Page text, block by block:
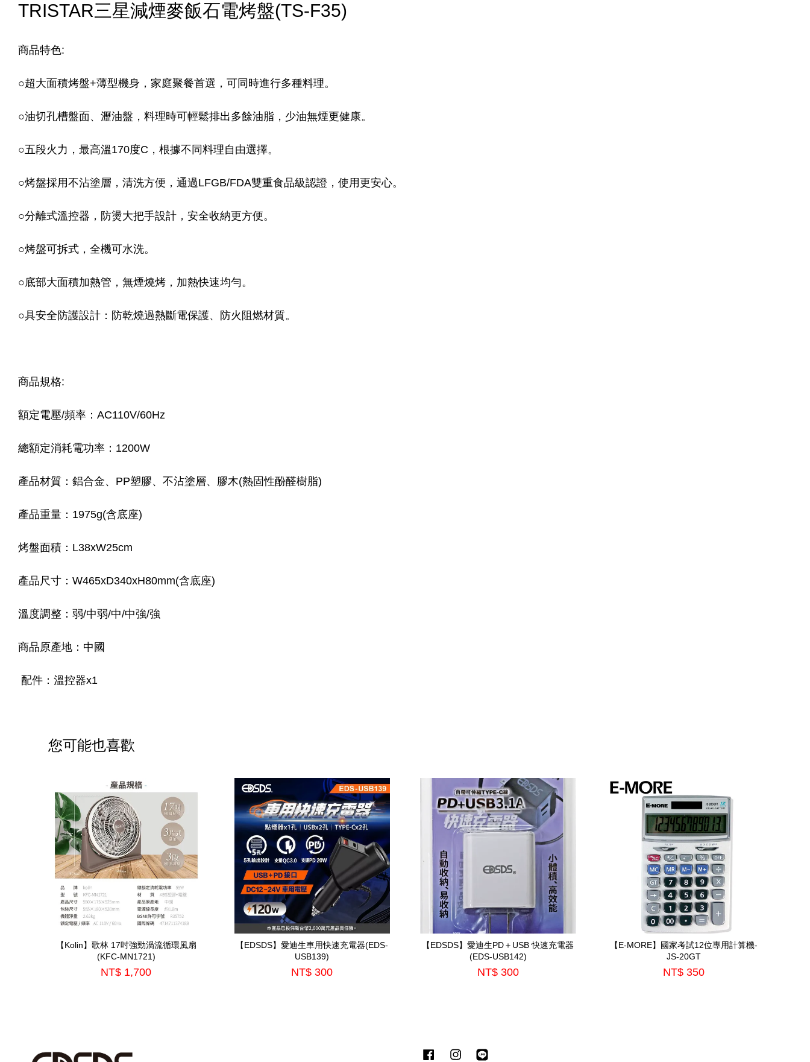
TRISTAR三星減煙麥飯石電烤盤(TS-F35)
商品特色:
○超大面積烤盤+薄型機身，家庭聚餐首選，可同時進行多種料理。
○油切孔槽盤面、瀝油盤，料理時可輕鬆排出多餘油脂，少油無煙更健康。
○五段火力，最高溫170度C，根據不同料理自由選擇。
○烤盤採用不沾塗層，清洗方便，通過LFGB/FDA雙重食品級認證，使用更安心。
○分離式溫控器，防燙大把手設計，安全收納更方便。
○烤盤可拆式，全機可水洗。
○底部大面積加熱管，無煙燒烤，加熱快速均勻。
○具安全防護設計：防乾燒過熱斷電保護、防火阻燃材質。
商品規格:
額定電壓/頻率：AC110V/60Hz
總額定消耗電功率：1200W
產品材質：鋁合金、PP塑膠、不沾塗層、膠木(熱固性酚醛樹脂)
產品重量：1975g(含底座)
烤盤面積：L38xW25cm
產品尺寸：W465xD340xH80mm(含底座)
溫度調整：弱/中弱/中/中強/強
商品原產地：中國
配件：溫控器x1
您可能也喜歡
【Kolin】歌林 17吋強勁渦流循環風扇
(KFC-MN1721)
NT$ 1,700
【EDSDS】愛迪生車用快速充電器(EDS-
USB139)
NT$ 300
【EDSDS】愛迪生PD＋USB 快速充電器
(EDS-USB142)
NT$ 300
【E-MORE】國家考試12位專用計算機-
JS-20GT
NT$ 350
Facebook Instagram